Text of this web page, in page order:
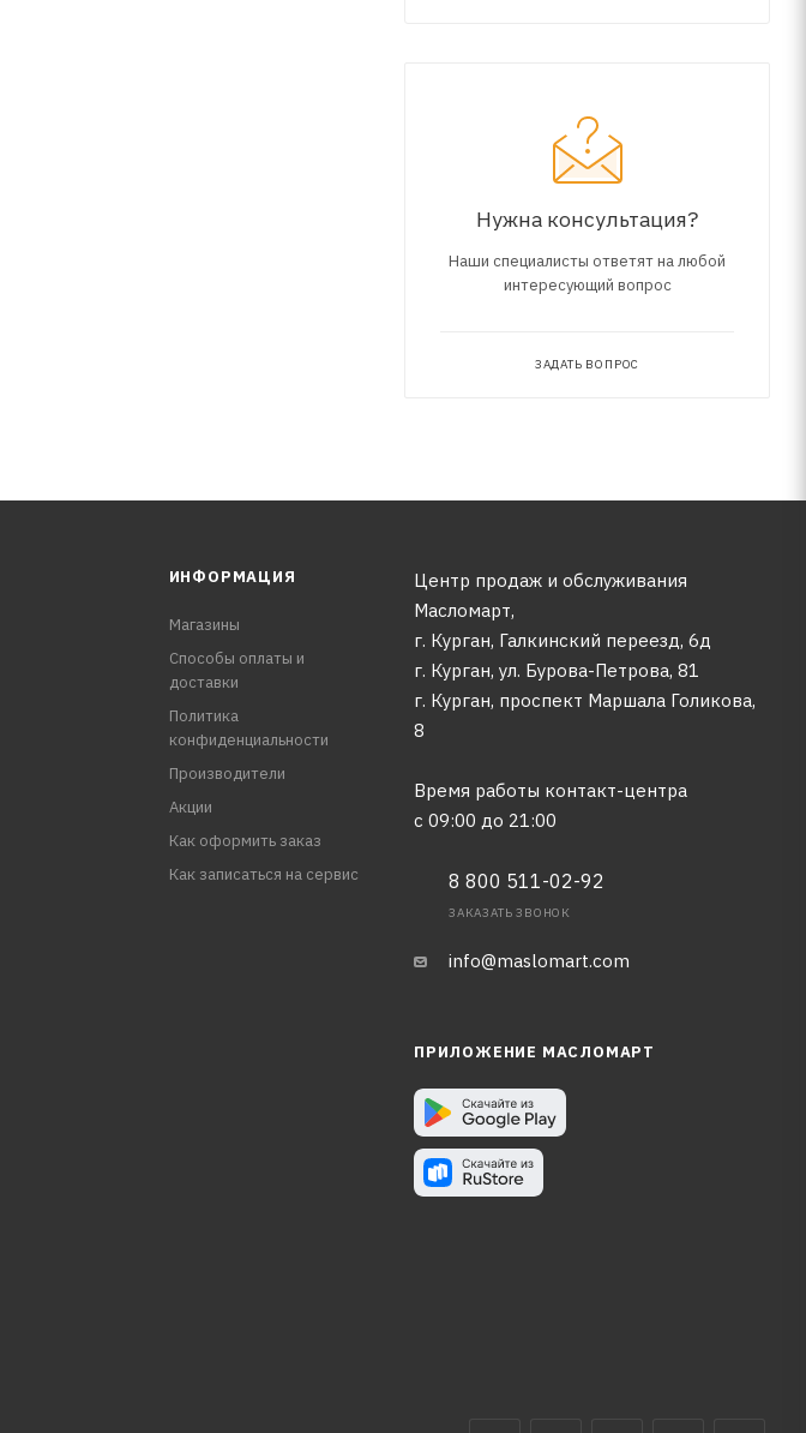
Нужна консультация?
Наши специалисты ответят на любой
интересующий вопрос
ЗАДАТЬ ВОПРОС
ИНФОРМАЦИЯ
Магазины
Способы оплаты и
доставки
Политика
конфиденциальности
Производители
Акции
Как оформить заказ
Как записаться на сервис
Центр продаж и обслуживания
Масломарт,
г. Курган, Галкинский переезд, 6д
г. Курган, ул. Бурова-Петрова, 81
г. Курган, проспект Маршала Голикова,
8
Время работы контакт-центра
с 09:00 до 21:00
8 800 511-02-92
ЗАКАЗАТЬ ЗВОНОК
info@maslomart.com
ПРИЛОЖЕНИЕ МАСЛОМАРТ